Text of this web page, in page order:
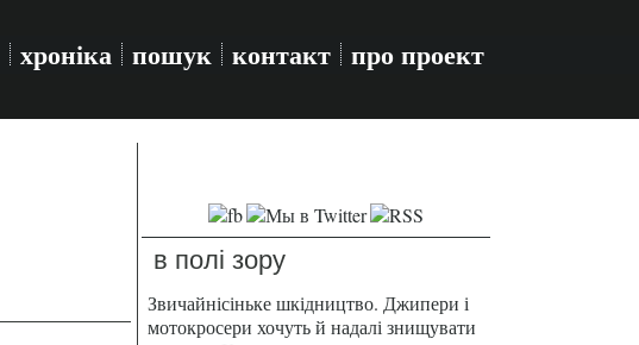
хроніка пошук контакт про проект
в полі зору
Звичайнісіньке шкідництво. Джипери і
мотокросери хочуть й надалі знищувати